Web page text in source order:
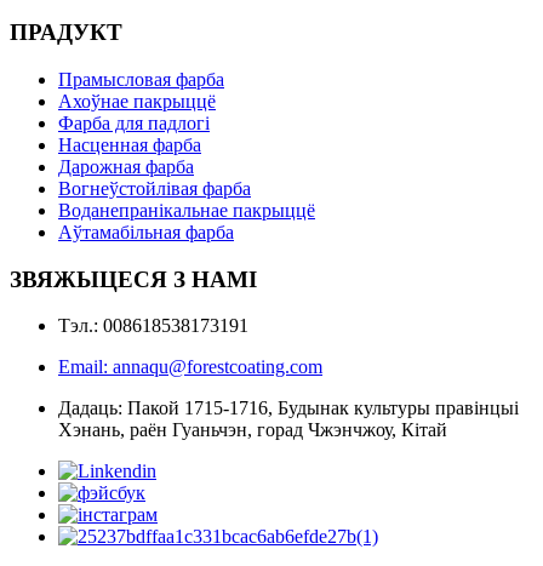
ПРАДУКТ
Прамысловая фарба
Ахоўнае пакрыццё
Фарба для падлогі
Насценная фарба
Дарожная фарба
Вогнеўстойлівая фарба
Воданепранікальнае пакрыццё
Аўтамабільная фарба
ЗВЯЖЫЦЕСЯ З НАМІ
Тэл.: 008618538173191
Email: annaqu@forestcoating.com
Дадаць: Пакой 1715-1716, Будынак культуры правінцыі
Хэнань, раён Гуаньчэн, горад Чжэнчжоу, Кітай